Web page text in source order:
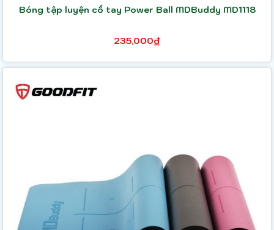
Bóng tập luyện cổ tay Power Ball MDBuddy MD1118
235,000₫